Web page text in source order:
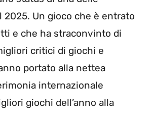
2025. Un gioco che è entrato
e che ha straconvinto di
critici di giochi e
portato alla nettea
internazionale
giochi dell’anno alla